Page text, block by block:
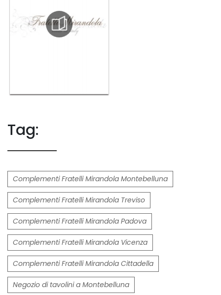
Tag:
Complementi Fratelli Mirandola Montebelluna
Complementi Fratelli Mirandola Treviso
Complementi Fratelli Mirandola Padova
Complementi Fratelli Mirandola Vicenza
Complementi Fratelli Mirandola Cittadella
Negozio di tavolini a Montebelluna